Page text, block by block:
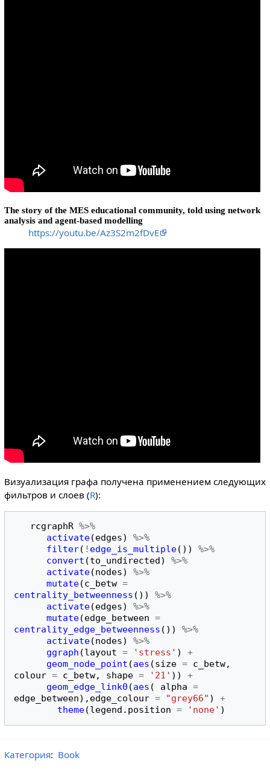
The story of the MES educational community, told using network
analysis and agent-based modelling
https://youtu.be/Az3S2m2fDvE
Визуализация графа получена применением следующих
фильтров и слоев (R):
rcgraphR %>%
activate(edges)
%>%
filter( ! edge_is_multiple())
%>%
convert (to_undirected)
%>%
activate(nodes)
%>%
mutate(c_betw =
centrality_betweenness ())
%>%
activate(edges)
%>%
mutate(edge_between =
centrality_edge_betweenness ())
%>%
activate(nodes)
%>%
ggraph (layout = 'stress' )
+
geom_node_point (aes (size = c_betw,
colour = c_betw, shape = '21' ))
+
geom_edge_link0 (aes ( alpha =
edge_between), edge_colour = "grey66" )
+
theme(legend.position = 'none' )
Категория: Book